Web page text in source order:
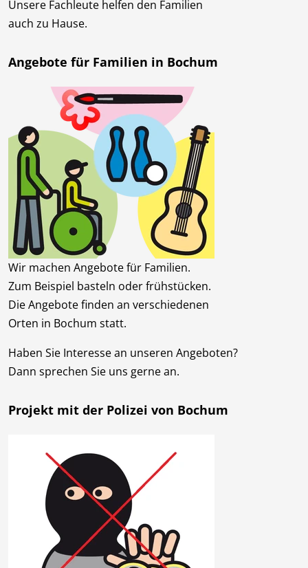
Unsere Fachleute helfen den Familien
auch zu Hause.
Angebote für Familien in Bochum
Wir machen Angebote für Familien.
Zum Beispiel basteln oder frühstücken.
Die Angebote finden an verschiedenen
Orten in Bochum statt.
Haben Sie Interesse an unseren Angeboten?
Dann sprechen Sie uns gerne an.
Projekt mit der Polizei von Bochum